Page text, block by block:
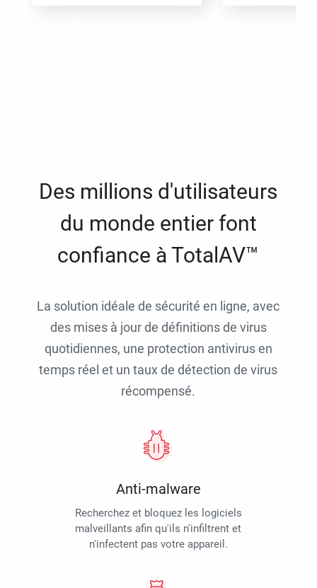
Des millions d'utilisateurs
du monde entier font
confiance à TotalAV™
La solution idéale de sécurité en ligne, avec
des mises à jour de définitions de virus
quotidiennes, une protection antivirus en
temps réel et un taux de détection de virus
récompensé.
Anti-malware
Recherchez et bloquez les logiciels
malveillants afin qu'ils n'infiltrent et
n'infectent pas votre appareil.